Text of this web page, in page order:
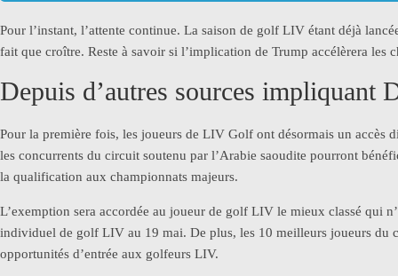
Pour l’instant, l’attente continue. La saison de golf LIV étant déjà
fait que croître. Reste à savoir si l’implication de Trump accélèrera
Depuis d’autres sources impliquant
Pour la première fois, les joueurs de LIV Golf ont désormais un accès
les concurrents du circuit soutenu par l’Arabie saoudite pourront
la qualification aux championnats majeurs.
L’exemption sera accordée au joueur de golf LIV le mieux classé qui
individuel de golf LIV au 19 mai. De plus, les 10 meilleurs joueurs du
opportunités d’entrée aux golfeurs LIV.